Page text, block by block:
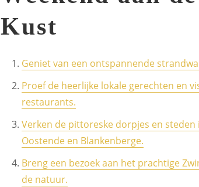
Kust
Geniet van een ontspannende
Proef de heerlijke lokale gerechten en
restaurants.
Verken de pittoreske dorpjes en steden
Oostende en Blankenberge.
Breng een bezoek aan het prachtige
de natuur.